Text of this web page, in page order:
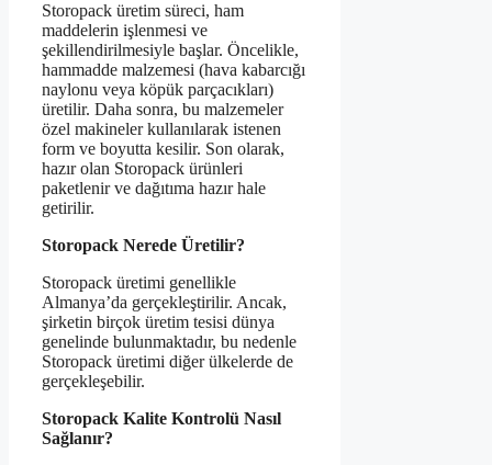
Storopack üretim süreci, ham
maddelerin işlenmesi ve
şekillendirilmesiyle başlar. Öncelikle,
hammadde malzemesi (hava kabarcığı
naylonu veya köpük parçacıkları)
üretilir. Daha sonra, bu malzemeler
özel makineler kullanılarak istenen
form ve boyutta kesilir. Son olarak,
hazır olan Storopack ürünleri
paketlenir ve dağıtıma hazır hale
getirilir.
Storopack Nerede Üretilir?
Storopack üretimi genellikle
Almanya’da gerçekleştirilir. Ancak,
şirketin birçok üretim tesisi dünya
genelinde bulunmaktadır, bu nedenle
Storopack üretimi diğer ülkelerde de
gerçekleşebilir.
Storopack Kalite Kontrolü Nasıl
Sağlanır?